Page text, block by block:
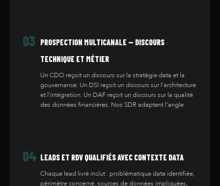
03
PROSPECTION MULTICANALE — DISCOURS
TECHNIQUE ET MÉTIER
Un CDO reçoit un discours sur la stratégie data et la
gouvernance. Un DSI reçoit un discours sur l’architecture
et l’intégration. Un DAF reçoit un discours sur la qualité
des données financières. Nos SDR adaptent l’angle.
04 LEADS ET RDV QUALIFIÉS AVEC CONTEXTE DATA
Chaque lead livré inclut : problématique data identifiée,
périmètre concerné, sources de données impliquées,